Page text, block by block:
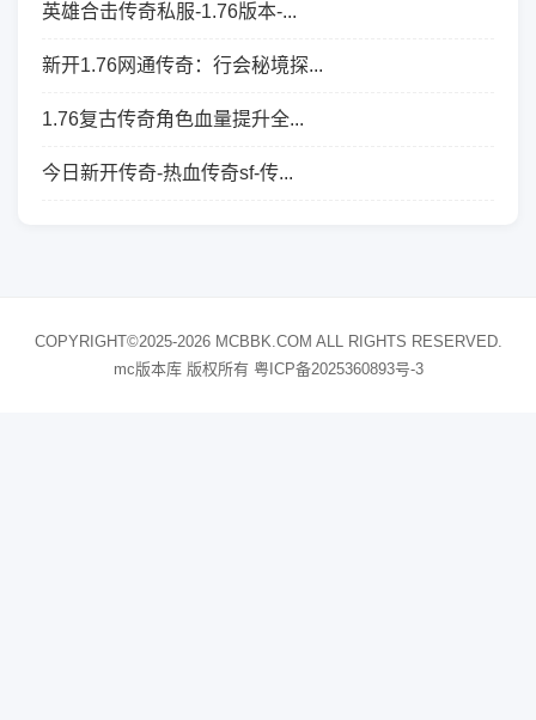
英雄合击传奇私服-1.76版本-...
新开1.76网通传奇：行会秘境探...
1.76复古传奇角色血量提升全...
今日新开传奇-热血传奇sf-传...
COPYRIGHT©2025-2026 MCBBK.COM ALL RIGHTS RESERVED.
mc版本库 版权所有 粤ICP备2025360893号-3